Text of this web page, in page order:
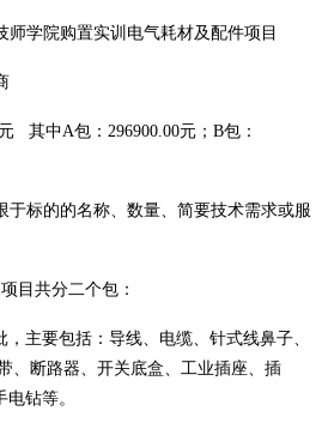
师学院购置实训电气耗材及配件项目
元 其中A包：296900.00元；B包：
于标的的名称、数量、简要技术需求或服
目共分二个包：
主要包括：导线、电缆、针式线鼻子、
、断路器、开关底盒、工业插座、插
钻等。